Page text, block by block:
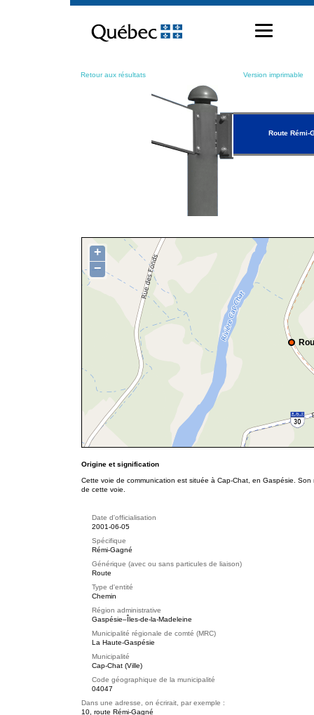
contenu
Retour aux résultats Version imprimable
Route Rémi-
+
−
Origine et signification
Cette voie de communication est située à Cap-Chat, en Gaspésie.
de cette voie.
Date d'officialisation
2001-06-05
Spécifique
Rémi-Gagné
Générique (avec ou sans particules de liaison)
Route
Type d'entité
Chemin
Région administrative
Gaspésie–Îles-de-la-Madeleine
Municipalité régionale de comté (MRC)
La Haute-Gaspésie
Municipalité
Cap-Chat (Ville)
Code géographique de la municipalité
04047
Dans une adresse, on écrirait, par exemple :
10, route Rémi-Gagné